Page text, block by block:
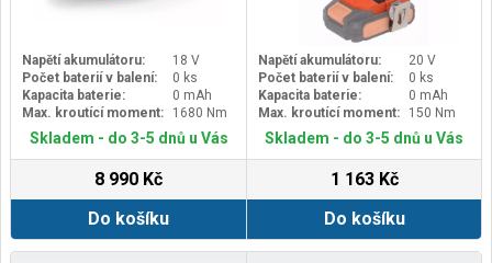
Napětí akumulátoru:
18 V
Počet baterií v balení:
0 ks
Kapacita baterie:
0 mAh
Max. kroutící moment:
1680 Nm
Skladem - do 3-5 dnů u Vás
8 990 Kč
Do košíku
Napětí akumulátoru:
20 V
Počet baterií v balení:
0 ks
Kapacita baterie:
0 mAh
Max. kroutící moment:
150 Nm
Skladem - do 3-5 dnů u Vás
1 163 Kč
Do košíku